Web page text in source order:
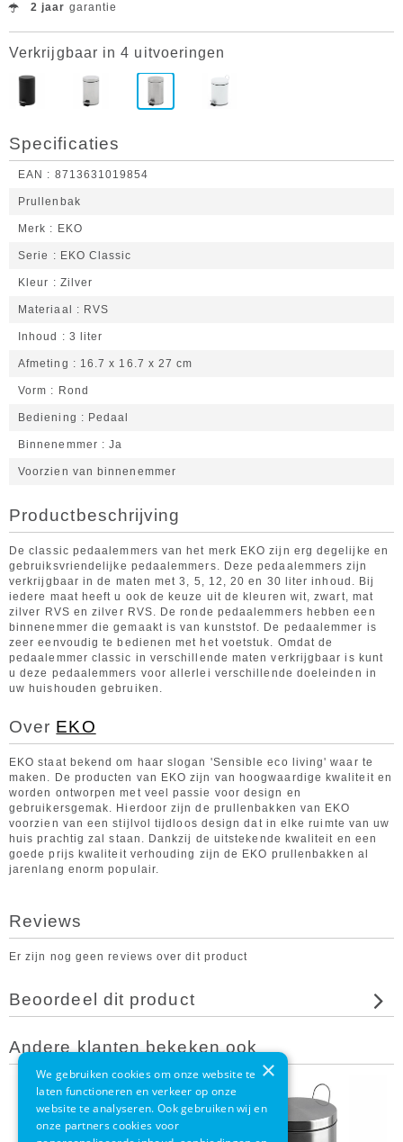
2 jaar garantie
Verkrijgbaar in 4 uitvoeringen
Specificaties
EAN 8713631019854
Prullenbak
Merk EKO
Serie EKO Classic
Kleur Zilver
Materiaal RVS
Inhoud 3 liter
Afmeting 16.7 x 16.7 x 27 cm
Vorm Rond
Bediening Pedaal
Binnenemmer Ja
Voorzien van binnenemmer
Productbeschrijving
De classic pedaalemmers van het merk EKO zijn erg degelijke en
gebruiksvriendelijke pedaalemmers. Deze pedaalemmers zijn
verkrijgbaar in de maten met 3, 5, 12, 20 en 30 liter inhoud. Bij
iedere maat heeft u ook de keuze uit de kleuren wit, zwart, mat
zilver RVS en zilver RVS. De ronde pedaalemmers hebben een
binnenemmer die gemaakt is van kunststof. De pedaalemmer is
zeer eenvoudig te bedienen met het voetstuk. Omdat de
pedaalemmer classic in verschillende maten verkrijgbaar is kunt
u deze pedaalemmers voor allerlei verschillende doeleinden in
uw huishouden gebruiken.
Over EKO
EKO staat bekend om haar slogan 'Sensible eco living' waar te
maken. De producten van EKO zijn van hoogwaardige kwaliteit en
worden ontworpen met veel passie voor design en
gebruikersgemak. Hierdoor zijn de prullenbakken van EKO
voorzien van een stijlvol tijdloos design dat in elke ruimte van uw
huis prachtig zal staan. Dankzij de uitstekende kwaliteit en een
goede prijs kwaliteit verhouding zijn de EKO prullenbakken al
jarenlang enorm populair.
Reviews
Er zijn nog geen reviews over dit product
Beoordeel dit product
Andere klanten bekeken ook
×
We gebruiken cookies om onze website te
laten functioneren en verkeer op onze
website te analyseren. Ook gebruiken wij en
onze partners cookies voor